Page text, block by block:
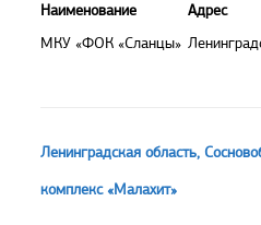
Наименование
МКУ «ФОК «Сланцы»
Адрес
Ленинградская область,
комплекс «Малахит»